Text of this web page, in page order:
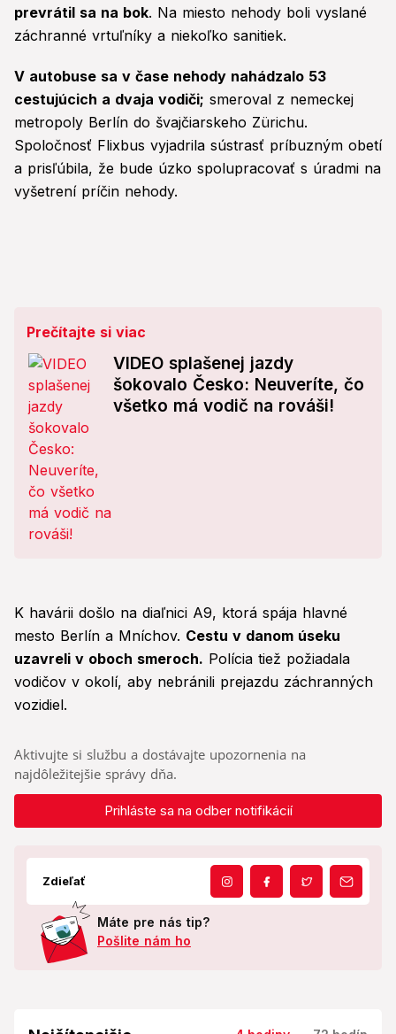
prevrátil sa na bok. Na miesto nehody boli vyslané
záchranné vrtuľníky a niekoľko sanitiek.
V autobuse sa v čase nehody nahádzalo 53
cestujúcich a dvaja vodiči; smeroval z nemeckej
metropoly Berlín do švajčiarskeho Zürichu.
Spoločnosť Flixbus vyjadrila sústrasť príbuzným obetí
a prisľúbila, že bude úzko spolupracovať s úradmi na
vyšetrení príčin nehody.
Prečítajte si viac
VIDEO splašenej jazdy
šokovalo Česko: Neuveríte, čo
všetko má vodič na rováši!
K havárii došlo na diaľnici A9, ktorá spája hlavné
mesto Berlín a Mníchov. Cestu v danom úseku
uzavreli v oboch smeroch. Polícia tiež požiadala
vodičov v okolí, aby nebránili prejazdu záchranných
vozidiel.
Aktivujte si službu a dostávajte upozornenia na
najdôležitejšie správy dňa.
Prihláste sa na odber notifikácií
Zdieľať
Máte pre nás tip?
Pošlite nám ho